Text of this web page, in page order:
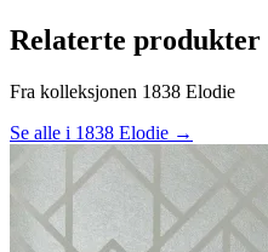
Relaterte produkter
Fra kolleksjonen 1838 Elodie
Se alle i 1838 Elodie →